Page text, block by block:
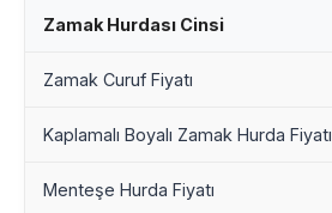
Zamak Hurdası Cinsi
Zamak Curuf Fiyatı
Kaplamalı Boyalı Zamak Hurda Fiyatı
Menteşe Hurda Fiyatı